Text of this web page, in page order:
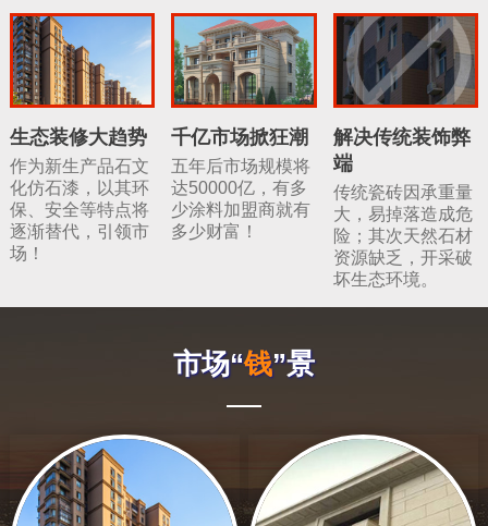
生态装修大趋势
作为新生产品石文
化仿石漆，以其环
保、安全等特点将
逐渐替代，引领市
场！
千亿市场掀狂潮
五年后市场规模将
达50000亿，有多
少涂料加盟商就有
多少财富！
解决传统装饰弊
端
传统瓷砖因承重量
大，易掉落造成危
险；其次天然石材
资源缺乏，开采破
坏生态环境。
市场“钱”景